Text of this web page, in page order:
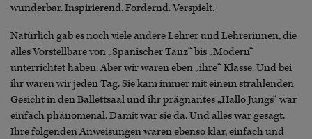
wunderbar. Inspirierend. Fordernd. Verspielt.
Natürlich gab es noch viele andere Lehrer und Lehrerinnen, die
alles Vorstellbare von „Spanischer Tanz“ bis „Modern“
unterrichtet haben. Aber wir waren eben „ihre“ Klasse. Und bei
ihr waren wir jeden Tag. Sie kam immer mit einem strahlenden
Gesicht in den Ballettsaal und ihr prägnantes „Hallo Jungs“ war
einfach phänomenal. Damit war sie da. Und alles war gesagt.
Ihre folgenden Anweisungen waren ebenso klar, einfach und